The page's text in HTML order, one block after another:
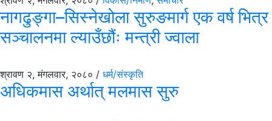
नागढुङ्गा–सिस्नेखोला सुरुङमार्ग एक वर्ष भित्र
सञ्चालनमा ल्याउँछौंः मन्त्री ज्वाला
श्रावण २, मंगलवार, २०८० / धर्म/संस्कृति
अधिकमास अर्थात् मलमास सुरु